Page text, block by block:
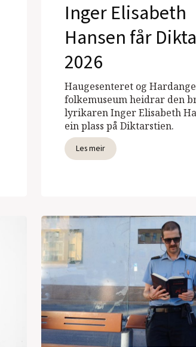
Inger Elisabeth
Hansen får
2026
Haugesenteret og
folkemuseum heidrar den
lyrikaren Inger Elisabeth
ein plass på Diktarstien.
Les meir